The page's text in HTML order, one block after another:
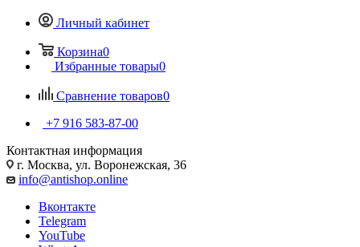
Личный кабинет
Корзина0
Избранные товары0
Сравнение товаров0
+7 916 583-87-00
Контактная информация
г. Москва, ул. Воронежская, 36
info@antishop.online
Вконтакте
Telegram
YouTube